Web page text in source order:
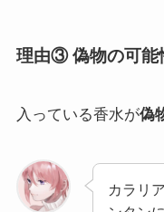
理由③ 偽物の可能
入っている香水が偽
カラリ